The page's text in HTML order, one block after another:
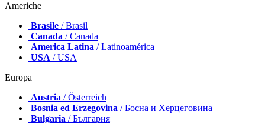
Americhe
Brasile / Brasil
Canada / Canada
America Latina / Latinoamérica
USA / USA
Europa
Austria / Österreich
Bosnia ed Erzegovina / Босна и Херцеговина
Bulgaria / България